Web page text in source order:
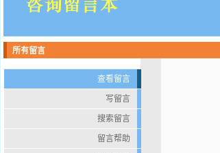
所有留言
查看留言
写留言
搜索留言
留言帮助